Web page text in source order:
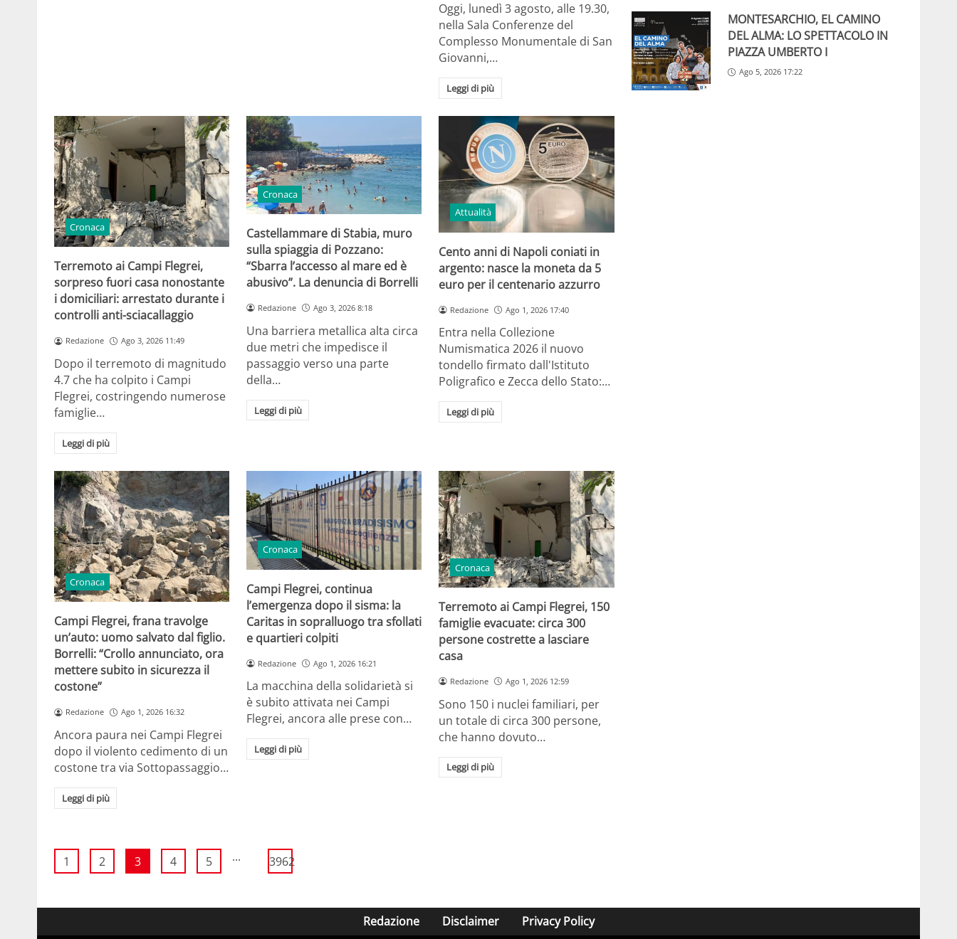
Oggi, lunedì 3 agosto, alle 19.30,
nella Sala Conferenze del
Complesso Monumentale di San
Giovanni,…
Leggi di più
Cronaca
Terremoto ai Campi Flegrei,
sorpreso fuori casa nonostante
i domiciliari: arrestato durante i
controlli anti-sciacallaggio
Redazione Ago 3, 2026 11:49
Dopo il terremoto di magnitudo
4.7 che ha colpito i Campi
Flegrei, costringendo numerose
famiglie…
Leggi di più
Cronaca
Castellammare di Stabia, muro
sulla spiaggia di Pozzano:
“Sbarra l’accesso al mare ed è
abusivo”. La denuncia di Borrelli
Redazione Ago 3, 2026 8:18
Una barriera metallica alta circa
due metri che impedisce il
passaggio verso una parte
della…
Leggi di più
Attualità
Cento anni di Napoli coniati in
argento: nasce la moneta da 5
euro per il centenario azzurro
Redazione Ago 1, 2026 17:40
Entra nella Collezione
Numismatica 2026 il nuovo
tondello firmato dall'Istituto
Poligrafico e Zecca dello Stato:…
Leggi di più
Cronaca
Campi Flegrei, frana travolge
un’auto: uomo salvato dal figlio.
Borrelli: “Crollo annunciato, ora
mettere subito in sicurezza il
costone”
Redazione Ago 1, 2026 16:32
Ancora paura nei Campi Flegrei
dopo il violento cedimento di un
costone tra via Sottopassaggio…
Leggi di più
Cronaca
Campi Flegrei, continua
l’emergenza dopo il sisma: la
Caritas in sopralluogo tra sfollati
e quartieri colpiti
Redazione Ago 1, 2026 16:21
La macchina della solidarietà si
è subito attivata nei Campi
Flegrei, ancora alle prese con…
Leggi di più
Cronaca
Terremoto ai Campi Flegrei, 150
famiglie evacuate: circa 300
persone costrette a lasciare
casa
Redazione Ago 1, 2026 12:59
Sono 150 i nuclei familiari, per
un totale di circa 300 persone,
che hanno dovuto…
Leggi di più
1 2 3 4 5 ... 3962
MONTESARCHIO, EL CAMINO
DEL ALMA: LO SPETTACOLO IN
PIAZZA UMBERTO I
Ago 5, 2026 17:22
Redazione Disclaimer Privacy Policy